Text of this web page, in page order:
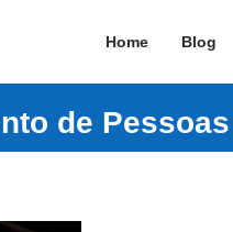
Home Blog
de